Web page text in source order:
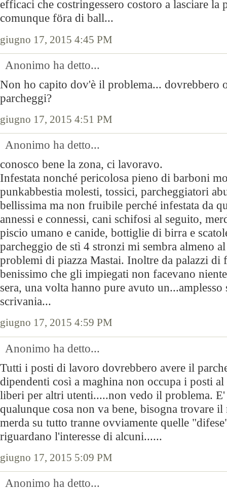
efficaci che costringessero costoro a lasciare la
comunque föra di ball...
giugno 17, 2015 4:45 PM
Anonimo ha detto...
Non ho capito dov'è il problema... dovrebbero
parcheggi?
giugno 17, 2015 4:51 PM
Anonimo ha detto...
conosco bene la zona, ci lavoravo.
Infestata nonché pericolosa pieno di barboni
punkabbestia molesti, tossici, parcheggiatori
bellissima ma non fruibile perché infestata da
annessi e connessi, cani schifosi al seguito,
piscio umano e canide, bottiglie di birra e
parcheggio de stì 4 stronzi mi sembra almeno
problemi di piazza Mastai. Inoltre da palazzi di
benissimo che gli impiegati non facevano
sera, una volta hanno pure avuto un...amplesso
scrivania...
giugno 17, 2015 4:59 PM
Anonimo ha detto...
Tutti i posti di lavoro dovrebbero avere il
dipendenti così a maghina non occupa i posti
liberi per altri utenti.....non vedo il problema.
qualunque cosa non va bene, bisogna trovare il
merda su tutto tranne ovviamente quelle
riguardano l'interesse di alcuni......
giugno 17, 2015 5:09 PM
Anonimo ha detto...